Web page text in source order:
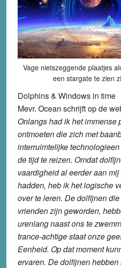
Vage nietszeggende plaatjes
een stargate te zien
Dolphins & Windows in time
Mevr. Ocean schrijft op de
Onlangs had ik het immense
ontmoeten die zich met
interruimtelijke
de tijd te reizen. Omdat
vaardigheid al eerder aan
hadden, heb ik het logische
over te leren. De dolfijnen
vrienden zijn geworden,
urenlang naast ons te
trance-achtige staat onze
Eenheid. Op dat moment
ervaren. De dolfijnen